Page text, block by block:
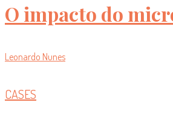
O impacto do
Leonardo Nunes
CASES